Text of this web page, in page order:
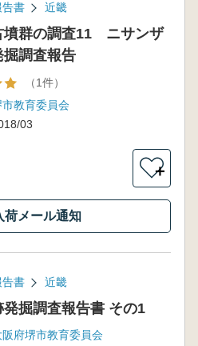
書 近畿
墳群の調査11 ニサンザ
掘調査報告
（1件）
市教育委員会
03
＋
荷メール通知
書 近畿
発掘調査報告書 その1
阪府堺市教育委員会